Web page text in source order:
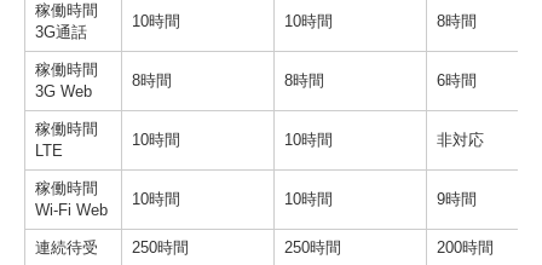
稼働時間
3G通話
10時間 10時間 8時間
稼働時間
3G Web
8時間 8時間 6時間
稼働時間
LTE
10時間 10時間 非対応
稼働時間
Wi-Fi Web
10時間 10時間 9時間
連続待受 250時間 250時間 200時間